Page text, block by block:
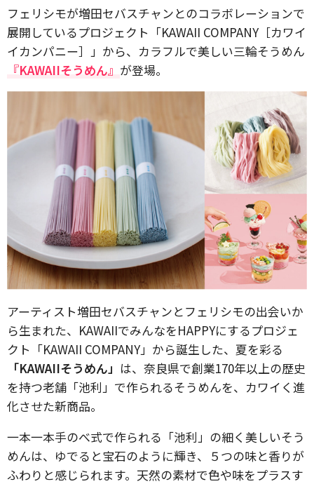
フェリシモが増田セバスチャンとのコラボレーションで
展開しているプロジェクト「KAWAII COMPANY［カワイ
イカンパニー］」から、カラフルで美しい三輪そうめん
『KAWAIIそうめん』 が登場。
アーティスト増田セバスチャンとフェリシモの出会いか
ら生まれた、KAWAIIでみんなをHAPPYにするプロジェ
クト「KAWAII COMPANY」から誕生した、夏を彩る
「KAWAIIそうめん」 は、奈良県で創業170年以上の歴史
を持つ老舗「池利」で作られるそうめんを、カワイく進
化させた新商品。
一本一本手のべ式で作られる「池利」の細く美しいそう
めんは、ゆでると宝石のように輝き、５つの味と香りが
ふわりと感じられます。天然の素材で色や味をプラスす